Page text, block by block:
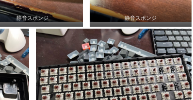
静音スポンジ 静音スポンジ